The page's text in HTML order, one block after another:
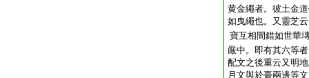
黄金繩者。彼土金
如曳繩也。又靈芝
寶互相間錯如世華
嚴中。即有其六等
配文之後重云又明
月文與於臺兩邊等